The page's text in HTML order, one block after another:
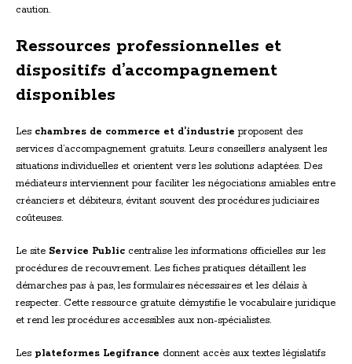
caution.
Ressources professionnelles et
dispositifs d’accompagnement
disponibles
Les chambres de commerce et d’industrie proposent des
services d’accompagnement gratuits. Leurs conseillers analysent les
situations individuelles et orientent vers les solutions adaptées. Des
médiateurs interviennent pour faciliter les négociations amiables entre
créanciers et débiteurs, évitant souvent des procédures judiciaires
coûteuses.
Le site Service Public centralise les informations officielles sur les
procédures de recouvrement. Les fiches pratiques détaillent les
démarches pas à pas, les formulaires nécessaires et les délais à
respecter. Cette ressource gratuite démystifie le vocabulaire juridique
et rend les procédures accessibles aux non-spécialistes.
Les plateformes Legifrance donnent accès aux textes législatifs